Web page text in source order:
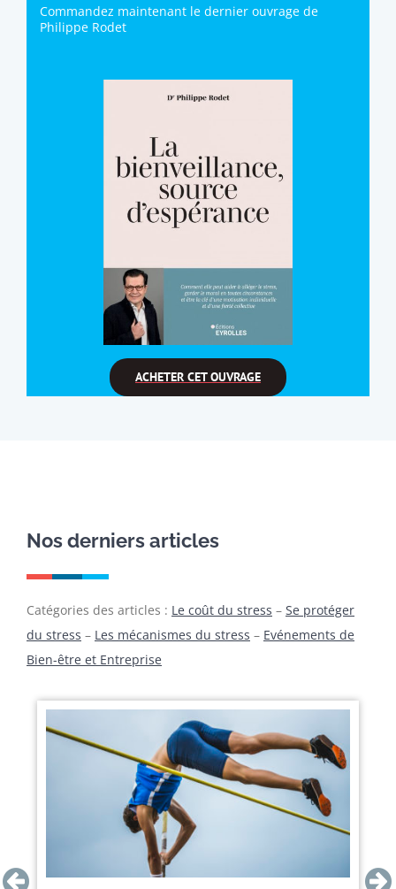
Commandez maintenant le dernier ouvrage de
Philippe Rodet
ACHETER CET OUVRAGE
Nos derniers articles
Catégories des articles : Le coût du stress – Se protéger
du stress – Les mécanismes du stress – Evénements de
Bien-être et Entreprise